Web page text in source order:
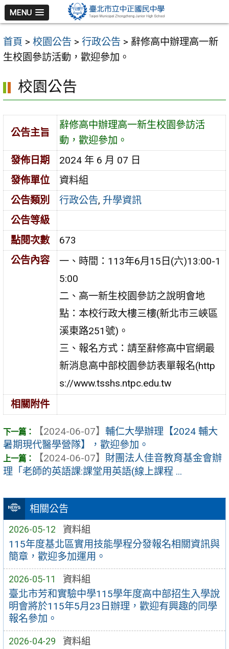
跳
至
主
要
容
區
MENU
首頁 > 校園公告 > 行政公告 > 辭修高中辦理高一新
生校園參訪活動，歡迎參加。
相關公告
2026-05-12 資料組
115年度基北區實用技能學程分發報名相關資訊與
簡章，歡迎多加運用。
2026-05-11 資料組
臺北市芳和實驗中學115學年度高中部招生入學說
明會將於115年5月23日辦理，歡迎有興趣的同學
報名參加。
2026-04-29 資料組
校園公告
公告主旨
辭修高中辦理高一新生校園參訪活
動，歡迎參加。
發佈日期
2024 年 6 月 07 日
發佈單位
資料組
公告類別
行政公告, 升學資訊
公告等級
點閱次數
673
公告內容
一、時間：113年6月15日(六)13:00-1
5:00
二、高一新生校園參訪之說明會地
點：本校行政大樓三樓(新北市三峽區
溪東路251號)。
三、報名方式：請至辭修高中官網最
新消息高中部校園參訪表單報名(http
s://www.tsshs.ntpc.edu.tw
相關附件
【2024-06-07】 輔仁大學辦理【2024 輔大
暑期現代醫學營隊】，歡迎參加。
【2024-06-07】 財團法人佳音教育基金會辦
理「老師的英語課:課堂用英語(線上課程 ...